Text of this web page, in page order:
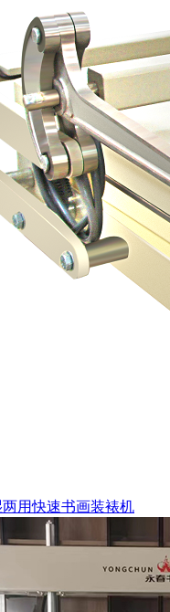
两用快速书画装裱机